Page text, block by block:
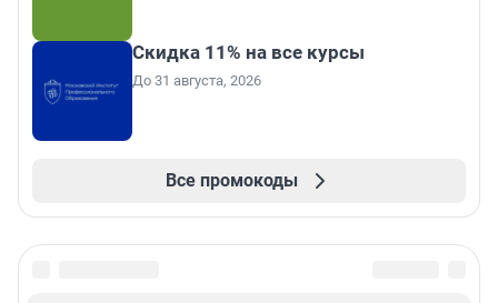
Скидка 11% на все курсы
До 31 августа, 2026
Все промокоды